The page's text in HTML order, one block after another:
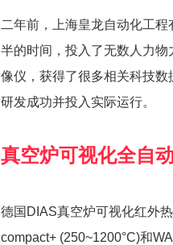
二年前，上海皇龙自动化工
半的时间，投入了无数人力
像仪，获得了很多相关科技
研发成功并投入实际运行。
真空炉可视化全自
德国 DIAS真空炉可视化红外
compact+ (250~1200°C)和